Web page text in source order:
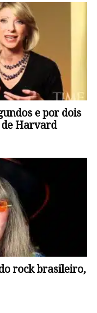
e por dois
Harvard
rock brasileiro,